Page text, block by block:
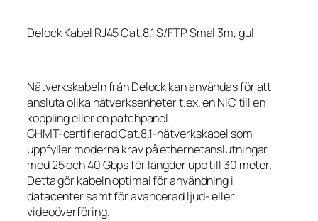
Delock Kabel RJ45 Cat.8.1 S/FTP Smal 3m, gul
Nätverkskabeln från Delock kan användas för att
ansluta olika nätverksenheter t.ex. en NIC till en
koppling eller en patchpanel.
GHMT-certifierad Cat.8.1-nätverkskabel som
uppfyller moderna krav på ethernetanslutningar
med 25 och 40 Gbps för längder upp till 30 meter.
Detta gör kabeln optimal för användning i
datacenter samt för avancerad ljud- eller
videoöverföring.